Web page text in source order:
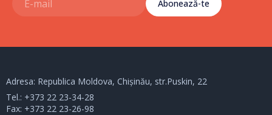
Abonează-te
Adresa: Republica Moldova, Chișinău, str.Puskin, 22
Tel.: +373 22 23-34-28
Fax: +373 22 23-26-98